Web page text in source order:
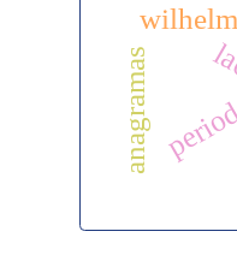
anagramas